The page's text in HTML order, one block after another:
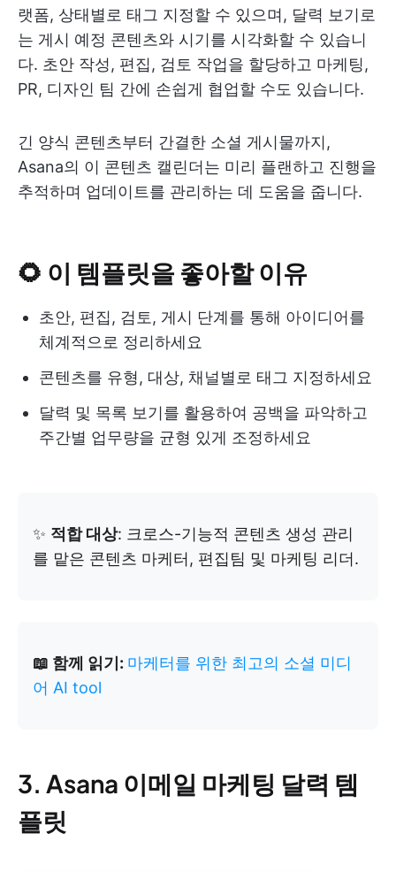
랫폼, 상태별로 태그 지정할 수 있으며, 달력 보기로
는 게시 예정 콘텐츠와 시기를 시각화할 수 있습니
다. 초안 작성, 편집, 검토 작업을 할당하고 마케팅,
PR, 디자인 팀 간에 손쉽게 협업할 수도 있습니다.
긴 양식 콘텐츠부터 간결한 소셜 게시물까지,
Asana의 이 콘텐츠 캘린더는 미리 플랜하고 진행을
추적하며 업데이트를 관리하는 데 도움을 줍니다.
🌻 이 템플릿을 좋아할 이유
초안, 편집, 검토, 게시 단계를 통해 아이디어를
체계적으로 정리하세요
콘텐츠를 유형, 대상, 채널별로 태그 지정하세요
달력 및 목록 보기를 활용하여 공백을 파악하고
주간별 업무량을 균형 있게 조정하세요
✨ 적합 대상: 크로스-기능적 콘텐츠 생성 관리
를 맡은 콘텐츠 마케터, 편집팀 및 마케팅 리더.
📖 함께 읽기: 마케터를 위한 최고의 소셜 미디
어 AI tool
3. Asana 이메일 마케팅 달력 템
플릿